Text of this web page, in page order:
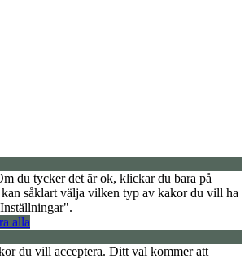
du tycker det är ok, klickar du bara på
såklart välja vilken typ av kakor du vill ha
alla
du vill acceptera. Ditt val kommer att